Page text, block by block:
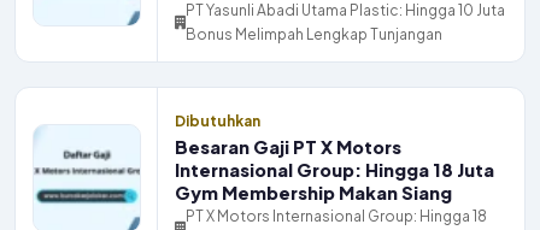
PT Yasunli Abadi Utama Plastic: Hingga 10 Juta
Bonus Melimpah Lengkap Tunjangan
Dibutuhkan
Besaran Gaji PT X Motors
Internasional Group: Hingga 18 Juta
Gym Membership Makan Siang
PT X Motors Internasional Group: Hingga 18